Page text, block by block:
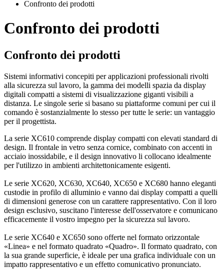
Confronto dei prodotti
Confronto dei prodotti
Confronto dei prodotti
Sistemi informativi concepiti per applicazioni professionali rivolti
alla sicurezza sul lavoro, la gamma dei modelli spazia da display
digitali compatti a sistemi di visualizzazione giganti visibili a
distanza. Le singole serie si basano su piattaforme comuni per cui il
comando è sostanzialmente lo stesso per tutte le serie: un vantaggio
per il progettista.
La serie XC610 comprende display compatti con elevati standard di
design. Il frontale in vetro senza cornice, combinato con accenti in
acciaio inossidabile, e il design innovativo li collocano idealmente
per l'utilizzo in ambienti architettonicamente esigenti.
Le serie XC620, XC630, XC640, XC650 e XC680 hanno eleganti
custodie in profilo di alluminio e vanno dai display compatti a quelli
di dimensioni generose con un carattere rappresentativo. Con il loro
design esclusivo, suscitano l'interesse dell'osservatore e comunicano
efficacemente il vostro impegno per la sicurezza sul lavoro.
Le serie XC640 e XC650 sono offerte nel formato orizzontale
«Linea» e nel formato quadrato «Quadro». Il formato quadrato, con
la sua grande superficie, è ideale per una grafica individuale con un
impatto rappresentativo e un effetto comunicativo pronunciato.